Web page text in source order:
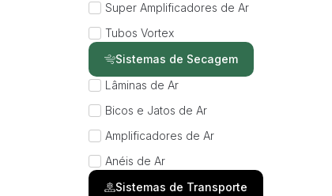
Super Amplificadores de Ar
Tubos Vortex
Sistemas de Secagem
Lâminas de Ar
Bicos e Jatos de Ar
Amplificadores de Ar
Anéis de Ar
Sistemas de Transporte